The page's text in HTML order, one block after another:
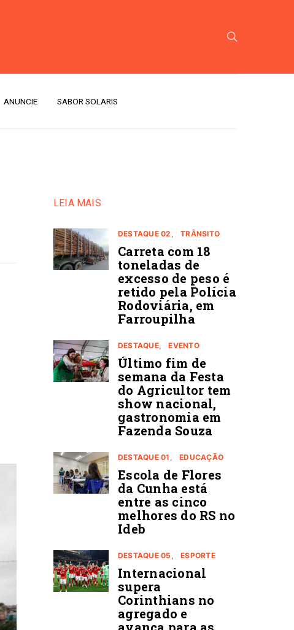
ANUNCIE SABOR SOLARIS
LEIA MAIS
DESTAQUE 02 TRÂNSITO
Carreta com 18
toneladas de
excesso de peso é
retido pela Polícia
Rodoviária, em
Farroupilha
DESTAQUE EVENTO
Último fim de
semana da Festa
do Agricultor tem
show nacional,
gastronomia em
Fazenda Souza
DESTAQUE 01 EDUCAÇÃO
Escola de Flores
da Cunha está
entre as cinco
melhores do RS no
Ideb
DESTAQUE 05 ESPORTE
Internacional
supera
Corinthians no
agregado e